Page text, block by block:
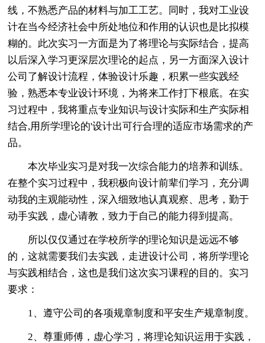
线，不熟悉产品的材料与加工工艺。同时，我对工业设
计在当今经济社会中所处地位和作用的认识也是比拟模
糊的。此次实习一方面是为了将理论与实际结合，提高
以后深入学习更深层次理论的起点，另一方面深入设计
公司了解设计流程，体验设计乐趣，积累一些实践经
验，熟悉本专业设计环境，为将来工作打下根底。在实
习过程中，我将重点专业知识与设计实际和生产实际相
结合,用所学理论的'设计出可行合理的适应市场需求的产
品。
本次毕业实习是对我一次综合能力的培养和训练。
在整个实习过程中，我积极向设计前辈们学习，充分调
动我的主观能动性，深入细致地认真观察、思考，勤于
动手实践，虚心请教，致力于自己的能力得到提高。
所以仅仅通过在学校所学的理论知识是远远不够
的，这就需要我们去实践，走进设计公司，将所学理论
与实践相结合，这也是我们这次实习课程的目的。实习
要求：
1、遵守公司的各项规章制度和平安生产规章制度。
2、尊重师傅，虚心学习，将理论知识运用于实践，